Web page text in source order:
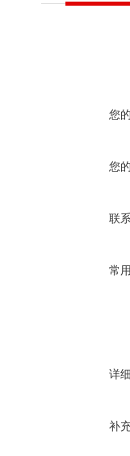
您
您
联
常
详
补